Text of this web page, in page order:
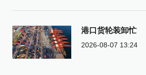
港口货轮装卸忙
2026-08-07 13:24